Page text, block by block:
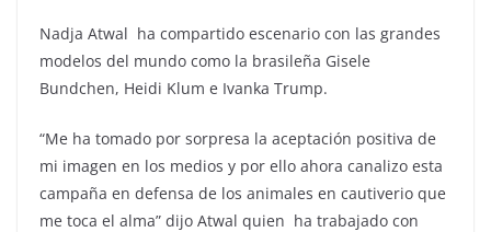
Nadja Atwal ha compartido escenario con las grandes
modelos del mundo como la brasileña Gisele
Bundchen, Heidi Klum e Ivanka Trump.
“Me ha tomado por sorpresa la aceptación positiva de
mi imagen en los medios y por ello ahora canalizo esta
campaña en defensa de los animales en cautiverio que
me toca el alma” dijo Atwal quien ha trabajado con